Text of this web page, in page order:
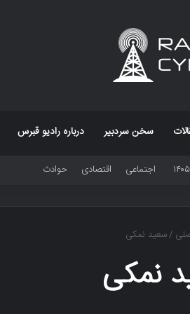
سخن سردبیر درباره رادیو قبرس
اجتماعی اقتصادی حوادث
/سعید نمکی
نمکی